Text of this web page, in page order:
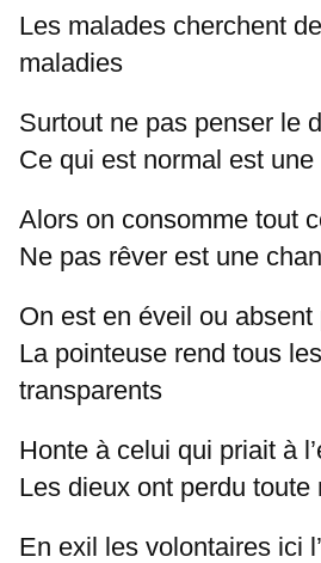
Les malades cherchent
maladies
Surtout ne pas penser le
Ce qui est normal est
Alors on consomme tout
Ne pas rêver est une
On est en éveil ou
La pointeuse rend tous
transparents
Honte à celui qui priait à
Les dieux ont perdu toute
En exil les volontaires ici